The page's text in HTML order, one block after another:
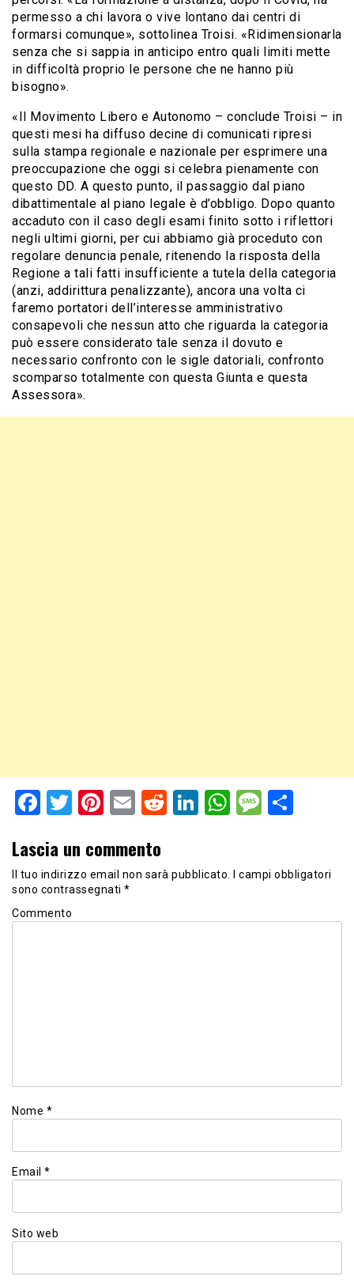
permesso a chi lavora o vive lontano dai centri di
formarsi comunque», sottolinea Troisi. «Ridimensionarla
senza che si sappia in anticipo entro quali limiti mette
in difficoltà proprio le persone che ne hanno più
bisogno».
«Il Movimento Libero e Autonomo – conclude Troisi – in
questi mesi ha diffuso decine di comunicati ripresi
sulla stampa regionale e nazionale per esprimere una
preoccupazione che oggi si celebra pienamente con
questo DD. A questo punto, il passaggio dal piano
dibattimentale al piano legale è d’obbligo. Dopo quanto
accaduto con il caso degli esami finito sotto i riflettori
negli ultimi giorni, per cui abbiamo già proceduto con
regolare denuncia penale, ritenendo la risposta della
Regione a tali fatti insufficiente a tutela della categoria
(anzi, addirittura penalizzante), ancora una volta ci
faremo portatori dell’interesse amministrativo
consapevoli che nessun atto che riguarda la categoria
può essere considerato tale senza il dovuto e
necessario confronto con le sigle datoriali, confronto
scomparso totalmente con questa Giunta e questa
Assessora».
Facebook
Twitter
Pinterest
EmailRedditLinkedIn
WhatsApp
Lascia un commento
Il tuo indirizzo email non sarà pubblicato.
I campi obbligatori
sono contrassegnati *
Commento
Nome *
Email *
Sito web